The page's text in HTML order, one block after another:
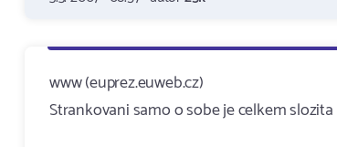
www (euprez.euweb.cz)
Strankovani samo o sobe je celkem